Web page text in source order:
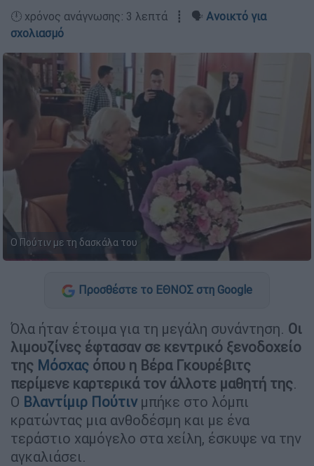
🕛 χρόνος ανάγνωσης: 3 λεπτά ┋ 🗣️ Ανοικτό για
σχολιασμό
Ο Πούτιν με τη δασκάλα του
Προσθέστε το ΕΘΝΟΣ στη Google
Όλα ήταν έτοιμα για τη μεγάλη συνάντηση. Οι
λιμουζίνες έφτασαν σε κεντρικό ξενοδοχείο
της Μόσχας όπου η Βέρα Γκουρέβιτς
περίμενε καρτερικά τον άλλοτε μαθητή της.
Ο Βλαντίμιρ Πούτινμπήκε στο λόμπι
κρατώντας μια ανθοδέσμη και με ένα
τεράστιο χαμόγελο στα χείλη, έσκυψε να την
αγκαλιάσει.